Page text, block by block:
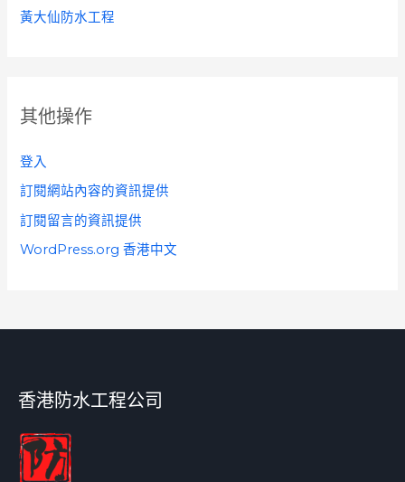
黃大仙防水工程
其他操作
登入
訂閱網站內容的資訊提供
訂閱留言的資訊提供
WordPress.org 香港中文
香港防水工程公司